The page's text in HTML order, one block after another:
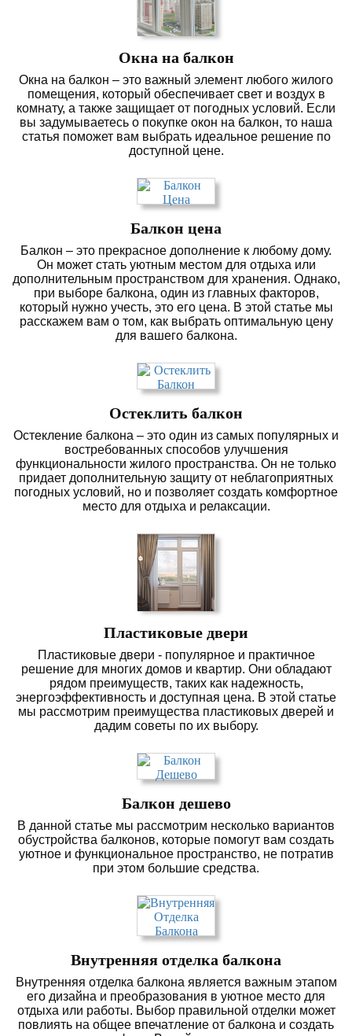
Окна на балкон
Окна на балкон – это важный элемент любого жилого
помещения, который обеспечивает свет и воздух в
комнату, а также защищает от погодных условий. Если
вы задумываетесь о покупке окон на балкон, то наша
статья поможет вам выбрать идеальное решение по
доступной цене.
Балкон цена
Балкон – это прекрасное дополнение к любому дому.
Он может стать уютным местом для отдыха или
дополнительным пространством для хранения. Однако,
при выборе балкона, один из главных факторов,
который нужно учесть, это его цена. В этой статье мы
расскажем вам о том, как выбрать оптимальную цену
для вашего балкона.
Остеклить балкон
Остекление балкона – это один из самых популярных и
востребованных способов улучшения
функциональности жилого пространства. Он не только
придает дополнительную защиту от неблагоприятных
погодных условий, но и позволяет создать комфортное
место для отдыха и релаксации.
Пластиковые двери
Пластиковые двери - популярное и практичное
решение для многих домов и квартир. Они обладают
рядом преимуществ, таких как надежность,
энергоэффективность и доступная цена. В этой статье
мы рассмотрим преимущества пластиковых дверей и
дадим советы по их выбору.
Балкон дешево
В данной статье мы рассмотрим несколько вариантов
обустройства балконов, которые помогут вам создать
уютное и функциональное пространство, не потратив
при этом большие средства.
Внутренняя отделка балкона
Внутренняя отделка балкона является важным этапом
его дизайна и преобразования в уютное место для
отдыха или работы. Выбор правильной отделки может
повлиять на общее впечатление от балкона и создать